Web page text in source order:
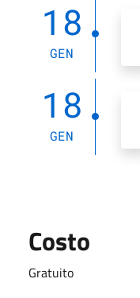
18
GEN
18
GEN
Costo
Gratuito